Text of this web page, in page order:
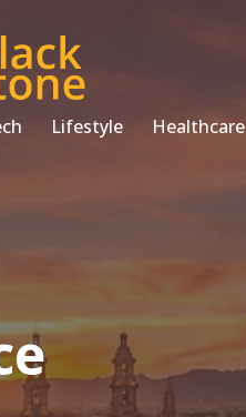
Lifestyle Healthcare